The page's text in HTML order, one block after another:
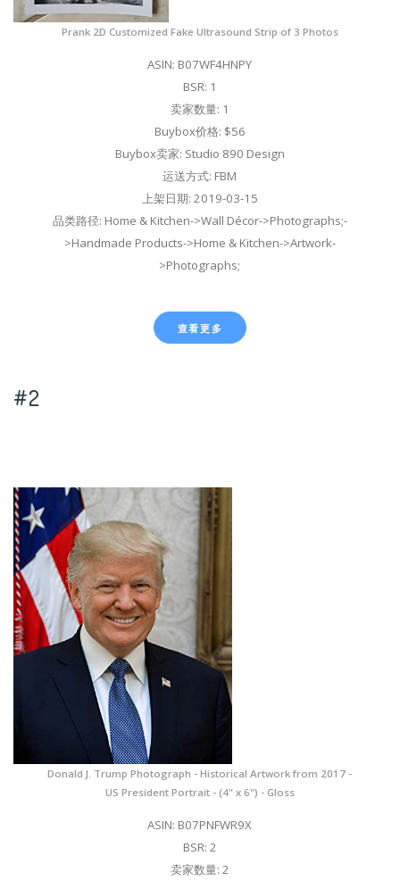
Prank 2D Customized Fake Ultrasound Strip of 3 Photos
ASIN: B07WF4HNPY
BSR: 1
卖家数量: 1
Buybox价格: $56
Buybox卖家: Studio 890 Design
运送方式: FBM
上架日期: 2019-03-15
品类路径: Home & Kitchen->Wall Décor->Photographs;-
>Handmade Products->Home & Kitchen->Artwork-
>Photographs;
查看更多
#2
Donald J. Trump Photograph - Historical Artwork from 2017 -
US President Portrait - (4" x 6") - Gloss
ASIN: B07PNFWR9X
BSR: 2
卖家数量: 2